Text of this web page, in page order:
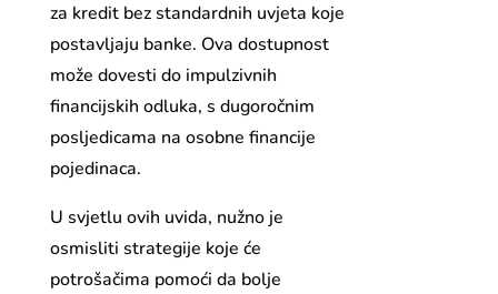
za kredit bez standardnih uvjeta koje
postavljaju banke. Ova dostupnost
može dovesti do impulzivnih
financijskih odluka, s dugoročnim
posljedicama na osobne financije
pojedinaca.
U svjetlu ovih uvida, nužno je
osmisliti strategije koje će
potrošačima pomoći da bolje